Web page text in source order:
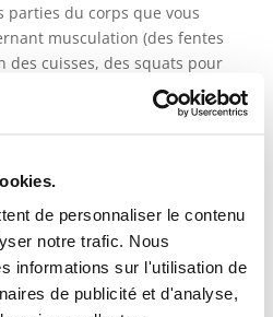
de personnaliser le contenu
notre trafic. Nous
informations sur l'utilisation de
de publicité et d'analyse,
du corps que vous
musculation (des fentes
des cuisses, des squats pour
des abdominaux pour
ou encore lever des
graisseux localisés de
clair : la liposuccion ne vous
mais elle affinera les zones